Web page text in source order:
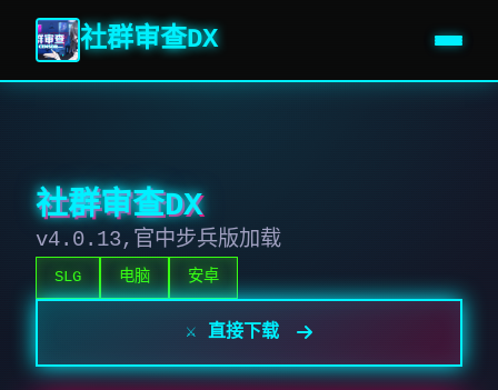
社群审查DX
社群审查DX
v4.0.13,官中步兵版加载
SLG 电脑 安卓
⚔️ 直接下载